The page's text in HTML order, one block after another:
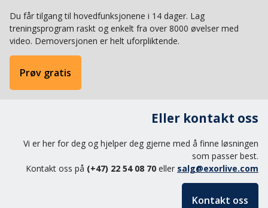
Du får tilgang til hovedfunksjonene i 14 dager. Lag
treningsprogram raskt og enkelt fra over 8000 øvelser med
video. Demoversjonen er helt uforpliktende.
Prøv gratis
Eller kontakt oss
Vi er her for deg og hjelper deg gjerne med å finne løsningen
som passer best.
Kontakt oss på (+47) 22 54 08 70 eller salg@exorlive.com
Kontakt oss